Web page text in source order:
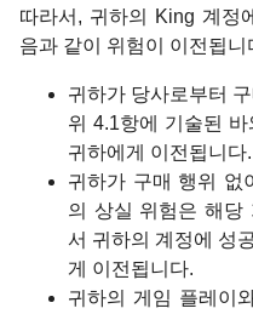
따라서, 귀하의 King 계정
음과 같이 위험이 이전됩니
귀하가 당사로부터
위 4.1항에 기술된
귀하에게 이전됩니다.
귀하가 구매 행위 없
의 상실 위험은 해당
서 귀하의 계정에 성
게 이전됩니다.
귀하의 게임 플레이